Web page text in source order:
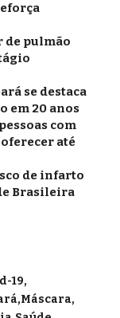
de pulmão
se destaca
em 20 anos
com
até
de infarto
Brasileira
19
Máscara